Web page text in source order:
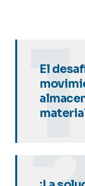
El
industrial